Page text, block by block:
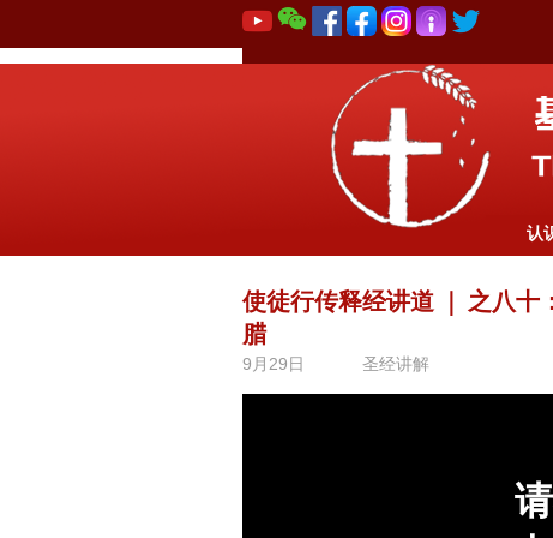
认
使徒行传释经讲道
之八十
腊
9月29日 圣经讲解